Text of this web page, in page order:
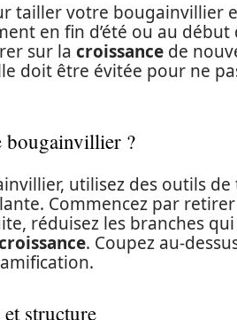
tailler votre bougainvillier
en fin d’été ou au début
sur la croissance de
doit être évitée pour ne
bougainvillier ?
utilisez des outils
Commencez par
réduisez les branches
. Coupez au-
structure